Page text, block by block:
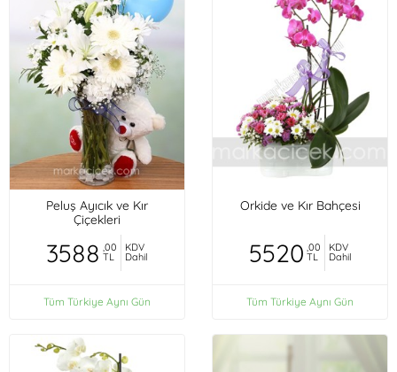
Peluş Ayıcık ve Kır
Çiçekleri
3588 ,00
TL
KDV
Dahil
Tüm Türkiye Aynı Gün
Orkide ve Kır Bahçesi
5520 ,00
TL
KDV
Dahil
Tüm Türkiye Aynı Gün